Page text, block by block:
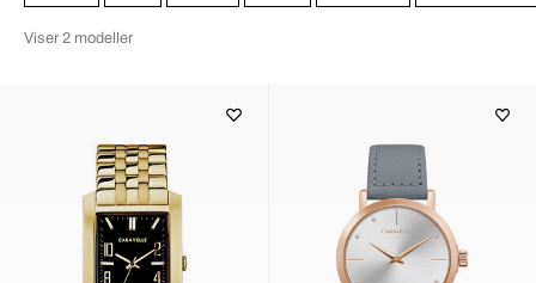
Viser 2 modeller